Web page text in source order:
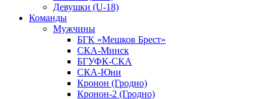
Девушки (U-18)
Команды
Мужчины
БГК «Мешков Брест»
СКА-Минск
БГУФК-СКА
СКА-Юни
Кронон (Гродно)
Кронон-2 (Гродно)